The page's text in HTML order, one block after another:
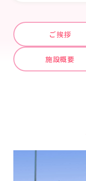
ご挨拶
施設概要